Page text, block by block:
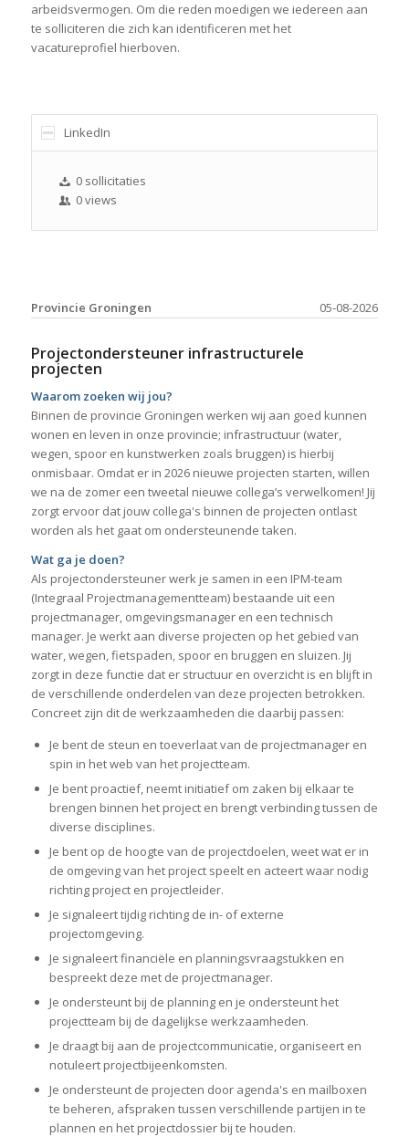
arbeidsvermogen. Om die reden moedigen we iedereen aan
te solliciteren die zich kan identificeren met het
vacatureprofiel hierboven.
LinkedIn
0 sollicitaties
0 views
05-08-2026
Provincie Groningen
Projectondersteuner infrastructurele
projecten
Waarom zoeken wij jou?
Binnen de provincie Groningen werken wij aan goed kunnen
wonen en leven in onze provincie; infrastructuur (water,
wegen, spoor en kunstwerken zoals bruggen) is hierbij
onmisbaar. Omdat er in 2026 nieuwe projecten starten, willen
we na de zomer een tweetal nieuwe collega’s verwelkomen! Jij
zorgt ervoor dat jouw collega's binnen de projecten ontlast
worden als het gaat om ondersteunende taken.
Wat ga je doen?
Als projectondersteuner werk je samen in een IPM-team
(Integraal Projectmanagementteam) bestaande uit een
projectmanager, omgevingsmanager en een technisch
manager. Je werkt aan diverse projecten op het gebied van
water, wegen, fietspaden, spoor en bruggen en sluizen. Jij
zorgt in deze functie dat er structuur en overzicht is en blijft in
de verschillende onderdelen van deze projecten betrokken.
Concreet zijn dit de werkzaamheden die daarbij passen:
Je bent de steun en toeverlaat van de projectmanager en
spin in het web van het projectteam.
Je bent proactief, neemt initiatief om zaken bij elkaar te
brengen binnen het project en brengt verbinding tussen de
diverse disciplines.
Je bent op de hoogte van de projectdoelen, weet wat er in
de omgeving van het project speelt en acteert waar nodig
richting project en projectleider.
Je signaleert tijdig richting de in- of externe
projectomgeving.
Je signaleert financiële en planningsvraagstukken en
bespreekt deze met de projectmanager.
Je ondersteunt bij de planning en je ondersteunt het
projectteam bij de dagelijkse werkzaamheden.
Je draagt bij aan de projectcommunicatie, organiseert en
notuleert projectbijeenkomsten.
Je ondersteunt de projecten door agenda's en mailboxen
te beheren, afspraken tussen verschillende partijen in te
plannen en het projectdossier bij te houden.